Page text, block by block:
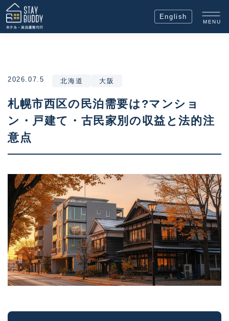
English
MENU
2026.07.5 北海道 大阪
札幌市西区の民泊需要は?マンショ
ン・戸建て・古民家別の収益と法的注
意点